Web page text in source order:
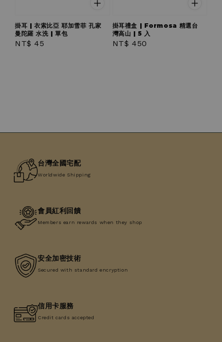
掛耳 | 衣索比亞 耶加雪菲 孔家
曼陀羅 水洗 | 單包
Regular
NT$ 45
掛耳禮盒 | Formosa 精選台
灣高山 | 5 入
Regular
NT$ 450
台灣全國宅配
Worldwide Shipping
會員紅利回饋
Members earn rewards when they shop
安全加密技術
Secured with standard encryption
信用卡服務
Credit cards accepted